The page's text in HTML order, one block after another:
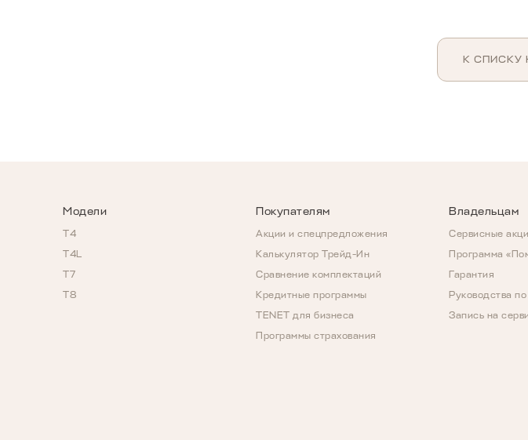
К СПИСКУ
Модели
T4
T4L
T7
T8
Покупателям
Акции и спецпредложения
Калькулятор Трейд-Ин
Сравнение комплектаций
Кредитные программы
TENET для бизнеса
Программы страхования
Владельцам
Сервисные
Программа
Гарантия
Руководства
Запись на